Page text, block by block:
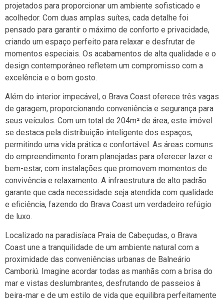
projetados para proporcionar um ambiente sofisticado e
acolhedor. Com duas amplas suítes, cada detalhe foi
pensado para garantir o máximo de conforto e privacidade,
criando um espaço perfeito para relaxar e desfrutar de
momentos especiais. Os acabamentos de alta qualidade e o
design contemporâneo refletem um compromisso com a
excelência e o bom gosto.
Além do interior impecável, o Brava Coast oferece três vagas
de garagem, proporcionando conveniência e segurança para
seus veículos. Com um total de 204m² de área, este imóvel
se destaca pela distribuição inteligente dos espaços,
permitindo uma vida prática e confortável. As áreas comuns
do empreendimento foram planejadas para oferecer lazer e
bem-estar, com instalações que promovem momentos de
convivência e relaxamento. A infraestrutura de alto padrão
garante que cada necessidade seja atendida com qualidade
e eficiência, fazendo do Brava Coast um verdadeiro refúgio
de luxo.
Localizado na paradisíaca Praia de Cabeçudas, o Brava
Coast une a tranquilidade de um ambiente natural com a
proximidade das conveniências urbanas de Balneário
Camboriú. Imagine acordar todas as manhãs com a brisa do
mar e vistas deslumbrantes, desfrutando de passeios à
beira-mar e de um estilo de vida que equilibra perfeitamente